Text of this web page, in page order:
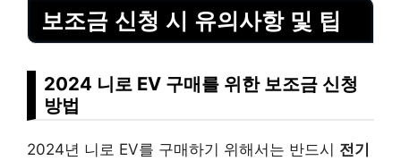
보조금 신청 시 유의사항 및 팁
2024 니로 EV 구매를 위한 보조금 신청
방법
2024년 니로 EV를 구매하기 위해서는 반드시 전기